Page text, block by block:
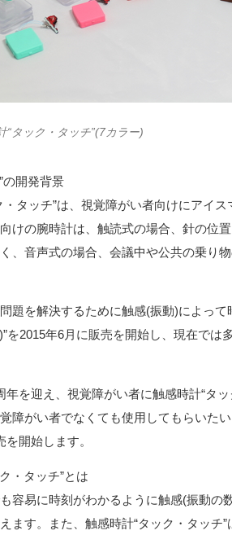
“タック・タッチ”(7カラー)
の開発背景
・タッチ”は、視覚障がい者向けにアイ
けの腕時計は、触読式の場合、針の位
、音声式の場合、会議中や公共の乗り
題を解決するために触感(振動)によっ
を2015年6月に販売を開始し、現在で
年を迎え、視覚障がい者に触感時計“タ
障がい者でなくても使用してもらいた
開始します。
・タッチ”とは
容易に時刻がわかるように触感(振動の
ます。また、触感時計“タック・タッチ